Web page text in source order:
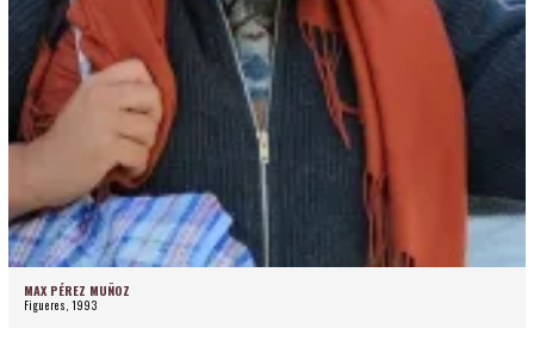
MAX PÉREZ MUÑOZ
Figueres, 1993